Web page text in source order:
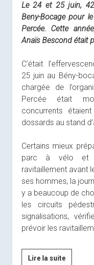
Le 24 et 25 juin,
Beny-Bocage pour
Percée. Cette
Anaïs Bescond était
C’était
25 juin au Bény-
chargée de
Percée était
concurrents
dossards au stand
Certains mieux
parc à vélo et
ravitaillement avant
ses hommes, la
y a beaucoup de
les circuits
signalisations,
prévoir les
Lire la suite[Presse]